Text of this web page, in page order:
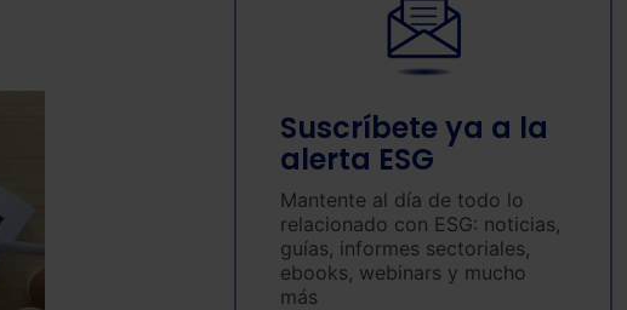
Suscríbete ya a la
alerta ESG
Mantente al día de todo lo
relacionado con ESG: noticias,
guías, informes sectoriales,
ebooks, webinars y mucho
más